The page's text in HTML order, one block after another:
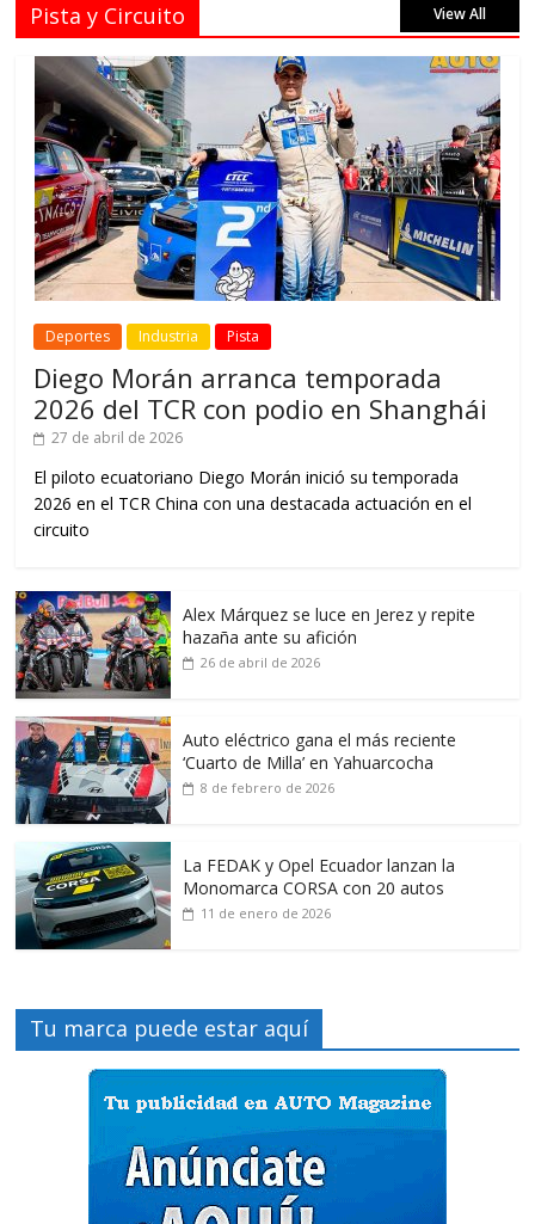
Pista y Circuito View All
Deportes Industria Pista
Diego Morán arranca temporada
2026 del TCR con podio en Shanghái
27 de abril de 2026
El piloto ecuatoriano Diego Morán inició su temporada
2026 en el TCR China con una destacada actuación en el
circuito
Alex Márquez se luce en Jerez y repite
hazaña ante su afición
26 de abril de 2026
Auto eléctrico gana el más reciente
‘Cuarto de Milla’ en Yahuarcocha
8 de febrero de 2026
La FEDAK y Opel Ecuador lanzan la
Monomarca CORSA con 20 autos
11 de enero de 2026
Tu marca puede estar aquí